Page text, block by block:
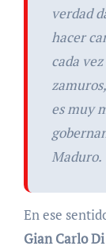
verdad
hacer
cada
es muy
Maduro.
En ese
Gian Carlo